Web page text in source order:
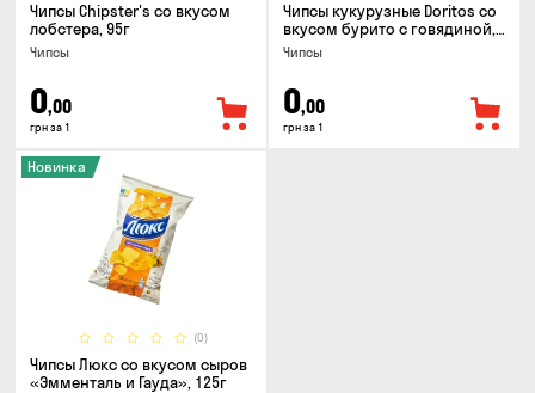
Чипсы Chipster's со вкусом
лобстера, 95г
Чипсы
0,00
грн за 1
Чипсы кукурузные Doritos со
вкусом бурито с говядиной,
90г
Чипсы
0,00
грн за 1
(0)
Новинка
Чипсы Люкс со вкусом сыров
«Эмменталь и Гауда», 125г